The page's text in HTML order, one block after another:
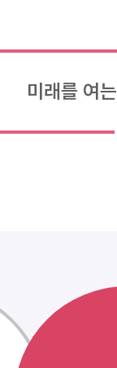
미래를 여